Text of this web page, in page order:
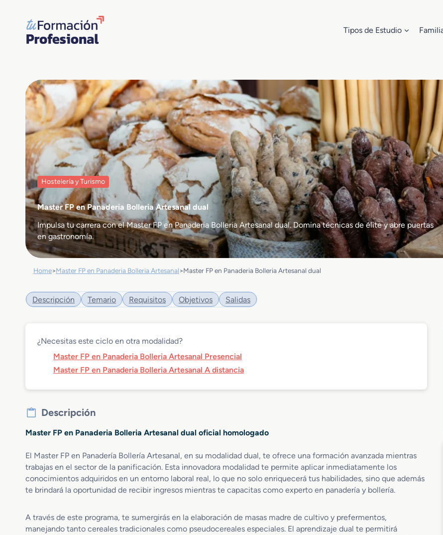
contenido
Tipos de Estudio
Hostelería y Turismo
Master FP en Panaderia Bolleria Artesanal dual
Impulsa tu carrera con el Master FP en Panaderia Bolleria Artesanal dual. Domina técnicas de élite y abre puertas
en gastronomía.
Home>Master FP en Panaderia Bolleria Artesanal>Master FP en Panaderia Bolleria Artesanal dual
Descripción Temario Requisitos Objetivos Salidas
¿Necesitas este ciclo en otra modalidad?
Master FP en Panaderia Bolleria Artesanal Presencial
Master FP en Panaderia Bolleria Artesanal A distancia
Descripción
Master FP en Panaderia Bolleria Artesanal dual oficial homologado
El Master FP en Panadería Bollería Artesanal, en su modalidad dual, te ofrece una formación avanzada mientras
trabajas en el sector de la panificación. Esta innovadora modalidad te permite aplicar inmediatamente los
conocimientos adquiridos en un entorno laboral real, lo que no solo enriquecerá tus habilidades, sino que además
te brindará la oportunidad de recibir ingresos mientras te capacitas como experto en panadería y bollería.
A través de este programa, te sumergirás en la elaboración de masas madre de cultivo y prefermentos,
manejando tanto cereales tradicionales como pseudocereales especiales. El aprendizaje dual te permitirá